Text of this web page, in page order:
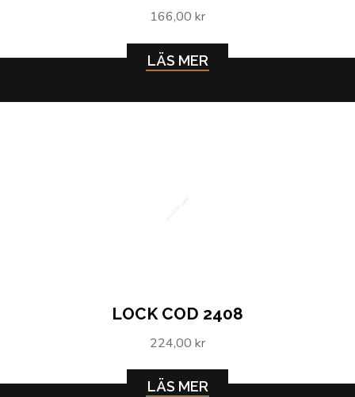
166,00 kr
LÄS MER
LOCK COD 2408
224,00 kr
LÄS MER